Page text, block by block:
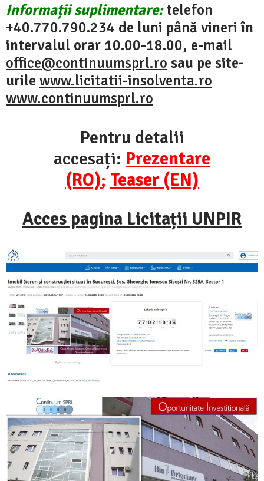
Informații suplimentare:telefon
+40.770.790.234 de luni până vineri în
intervalul orar 10.00-18.00, e-mail
office@continuumsprl.ro sau pe site-
urile www.licitatii-insolventa.ro
www.continuumsprl.ro
Pentru detalii
accesați: Prezentare
(RO); Teaser (EN)
Acces pagina Licitații UNPIR